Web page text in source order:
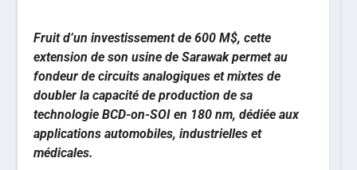
Fruit d’un investissement de 600 M$, cette
extension de son usine de Sarawak permet au
fondeur de circuits analogiques et mixtes de
doubler la capacité de production de sa
technologie BCD-on-SOI en 180 nm, dédiée aux
applications automobiles, industrielles et
médicales.